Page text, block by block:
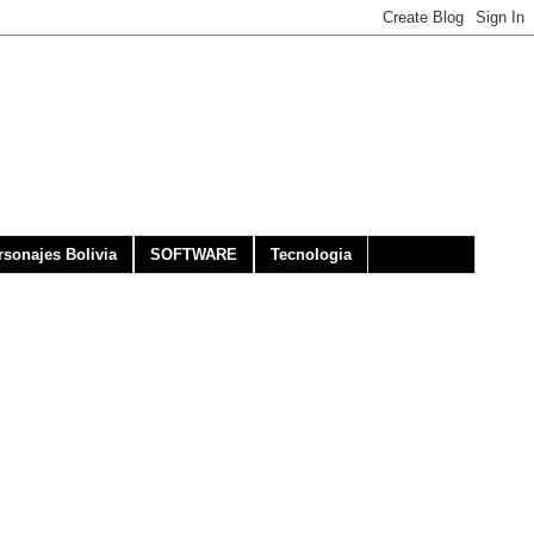
Bolivia SOFTWARE Tecnologia